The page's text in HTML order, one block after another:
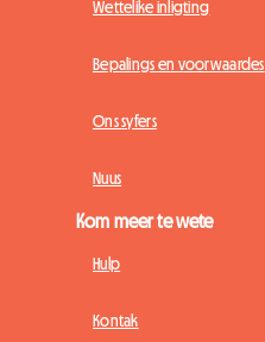
Wettelike inligting
Bepalings en voorwaardes
Ons syfers
Nuus
Kom meer te wete
Hulp
Kontak